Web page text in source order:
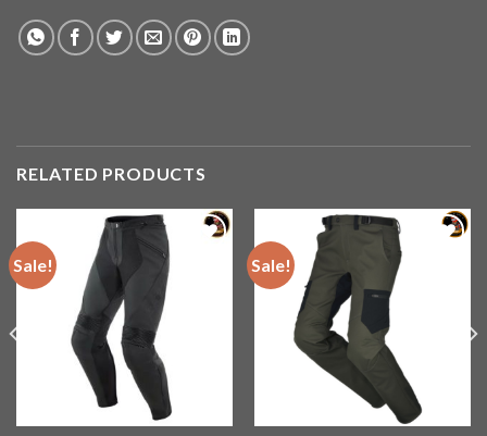
RELATED PRODUCTS
Sale! Sale!